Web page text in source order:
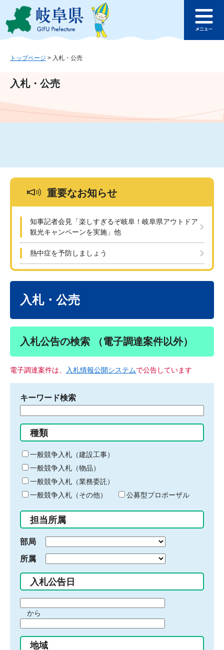
ジ
ュ
文
このページの本文へ
ュ
トップページ > 入札・公売
入札・公売
重要なお知らせ
知事記者会見「楽しすぎるぞ岐阜！岐阜県アウトドア
観光キャンペーンを実施」他
熱中症を予防しましょう
入札・公売
入札公告の検索 （電子調達案件以外）
電子調達案件は、 入札情報公開システムで公告しています
キーワード検索
る
キ
ー
ワ
ー
ド
入
力
種類
一般競争入札（建設工事）
一般競争入札（物品）
一般競争入札（業務委託）
一般競争入札（その他）
公募型プロポーザル
担当所属
部局
所属
入札公告日
間
始
から
間
地域